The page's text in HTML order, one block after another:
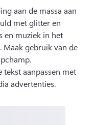
aan de massa aan
met glitter en
en muziek in het
Maak gebruik van de
tekst aanpassen met
advertenties.